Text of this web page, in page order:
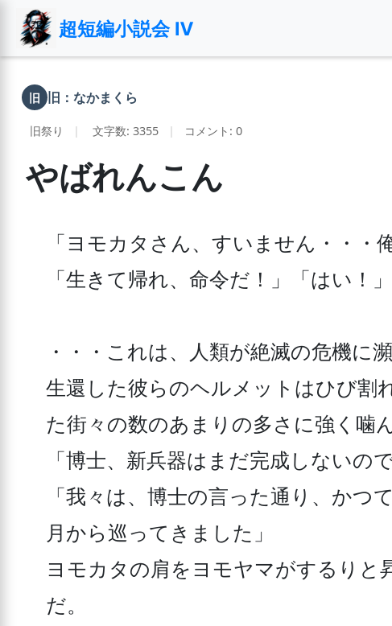
超短編小説会 Ⅳ
旧 旧：なかまくら
旧祭り | 文字数: 3355 | コメント: 0
やばれんこん
「ヨモカタさん、すいません・・・
「生きて帰れ、命令だ！」「はい！」
・・・これは、人類が絶滅の危機に
生還した彼らのヘルメットはひび割
た街々の数のあまりの多さに強く噛
「博士、新兵器はまだ完成しないの
「我々は、博士の言った通り、か
月から巡ってきました」
ヨモカタの肩をヨモヤマがするりと
だ。